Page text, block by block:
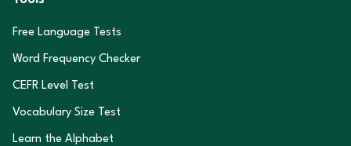
Free Language Tests
Word Frequency Checker
CEFR Level Test
Vocabulary Size Test
Learn the Alphabet